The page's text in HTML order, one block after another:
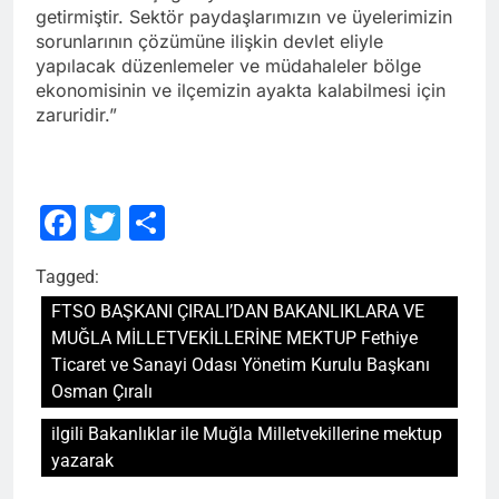
getirmiştir. Sektör paydaşlarımızın ve üyelerimizin
sorunlarının çözümüne ilişkin devlet eliyle
yapılacak düzenlemeler ve müdahaleler bölge
ekonomisinin ve ilçemizin ayakta kalabilmesi için
zaruridir.”
Facebook
Twitter
Tagged:
FTSO BAŞKANI ÇIRALI’DAN BAKANLIKLARA VE
MUĞLA MİLLETVEKİLLERİNE MEKTUP Fethiye
Ticaret ve Sanayi Odası Yönetim Kurulu Başkanı
Osman Çıralı
ilgili Bakanlıklar ile Muğla Milletvekillerine mektup
yazarak